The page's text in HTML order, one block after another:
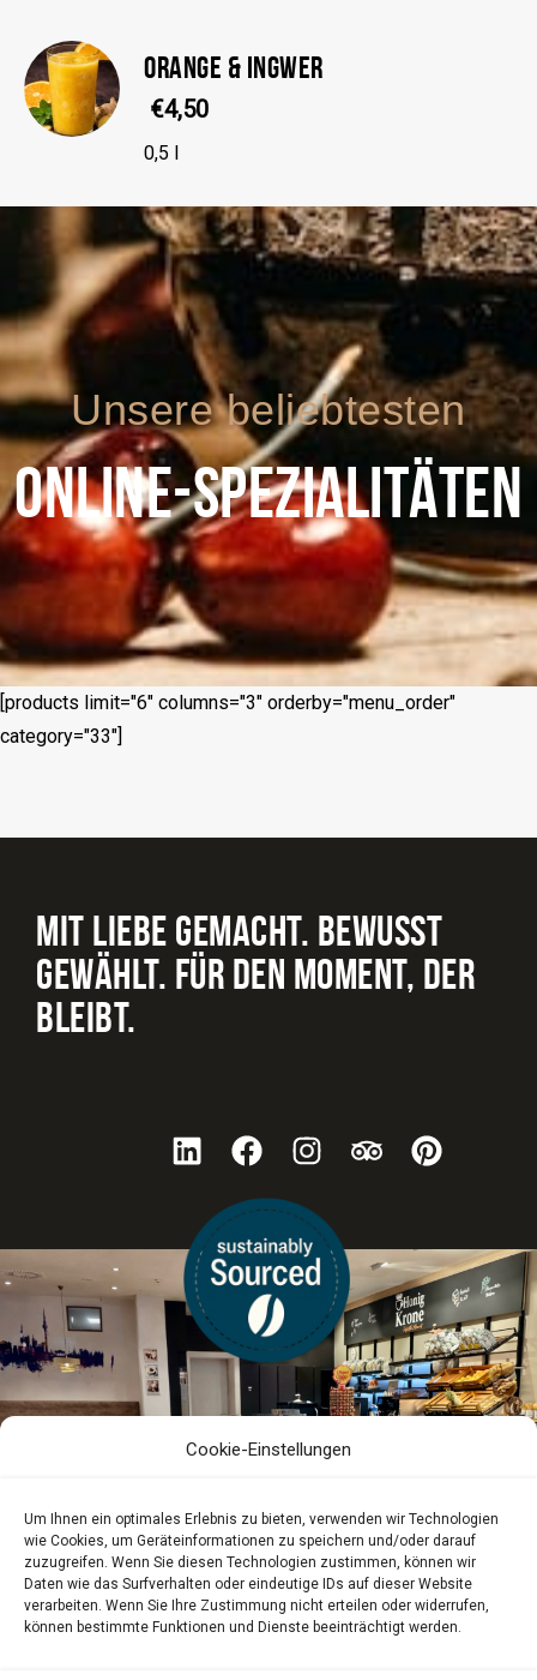
Cookie-Einstellungen
Um Ihnen ein optimales Erlebnis zu bieten, verwenden wir Technologien
wie Cookies, um Geräteinformationen zu speichern und/oder darauf
zuzugreifen. Wenn Sie diesen Technologien zustimmen, können wir
Daten wie das Surfverhalten oder eindeutige IDs auf dieser Website
verarbeiten. Wenn Sie Ihre Zustimmung nicht erteilen oder widerrufen,
können bestimmte Funktionen und Dienste beeinträchtigt werden.
ORANGE & INGWER
€4,50
0,5 l
Unsere beliebtesten
ONLINE-SPEZIALITÄTEN
[products limit="6" columns="3" orderby="menu_order"
category="33"]
MIT LIEBE GEMACHT. BEWUSST
GEWÄHLT. FÜR DEN MOMENT, DER
BLEIBT.